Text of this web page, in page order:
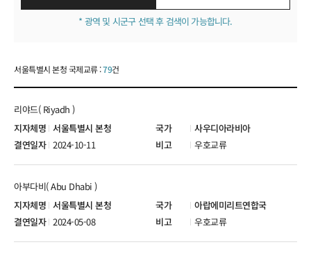
* 광역 및 시군구 선택 후 검색이 가능합니다.
서울특별시 본청 국제교류 :79건
서울특별시 본청 사우디아라비아
리야드( Riyadh )
2024-10-11 우호교류
서울특별시 본청 아랍에미리트연합국
아부다비( Abu Dhabi )
2024-05-08 우호교류